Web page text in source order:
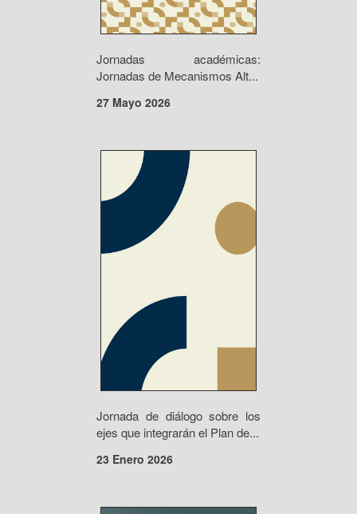
Jornadas académicas:
Jornadas de Mecanismos Alt...
27 Mayo 2026
Jornada de diálogo sobre los
ejes que integrarán el Plan de...
23 Enero 2026